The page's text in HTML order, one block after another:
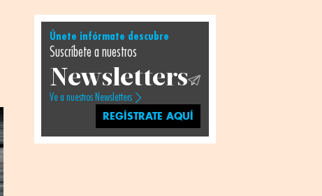
Únete infórmate descubre
Suscríbete a nuestros
Newsletters
Ve a nuestros Newsletters
REGÍSTRATE AQUÍ